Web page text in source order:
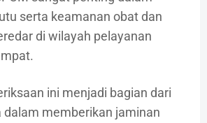
serta keamanan obat dan
di wilayah pelayanan
ini menjadi bagian dari
dalam memberikan jaminan